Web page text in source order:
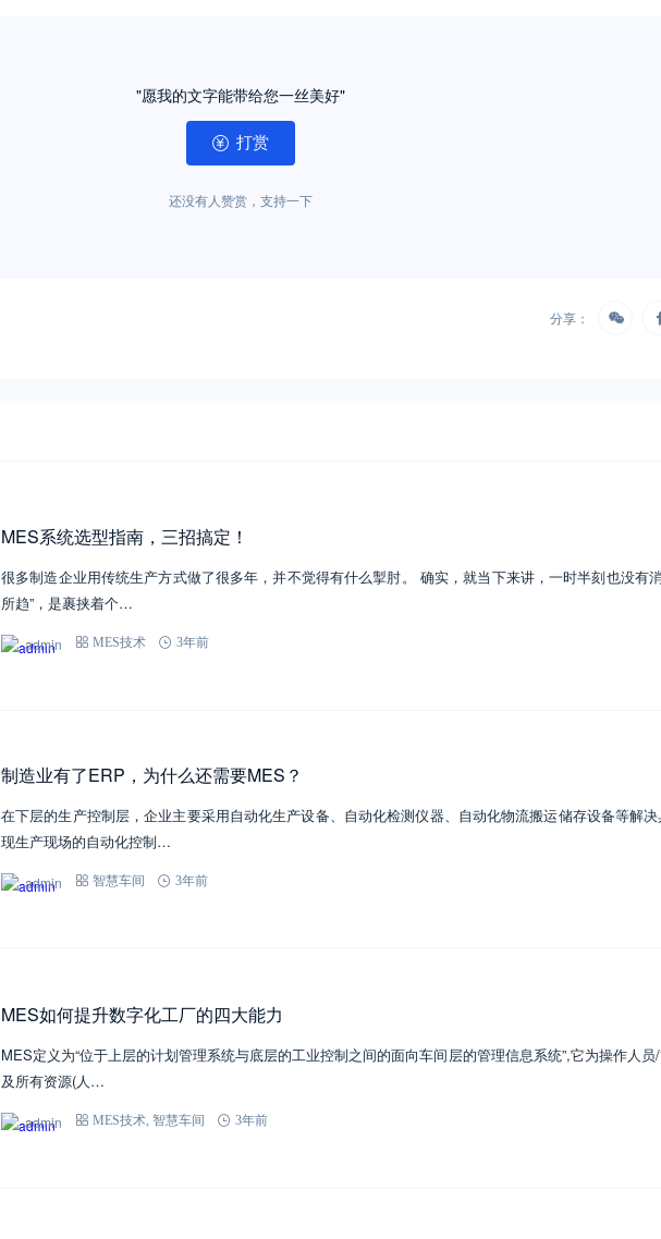
"愿我的文字能带给您一丝美好"
打赏
还没有人赞赏，支持一下
分享：
MES系统选型指南，三招搞定！
很多制造企业用传统生产方式做了很多年，并不觉得有什么掣肘。 确实，就当下来讲，一时半刻也没有
所趋”，是裹挟着个…
admin MES技术 3年前
制造业有了ERP，为什么还需要MES？
在下层的生产控制层，企业主要采用自动化生产设备、自动化检测仪器、自动化物流搬运储存设备等解
现生产现场的自动化控制…
admin 智慧车间 3年前
MES如何提升数字化工厂的四大能力
MES定义为“位于上层的计划管理系统与底层的工业控制之间的面向车间层的管理信息系统”,它为操作人
及所有资源(人…
admin MES技术 智慧车间 3年前